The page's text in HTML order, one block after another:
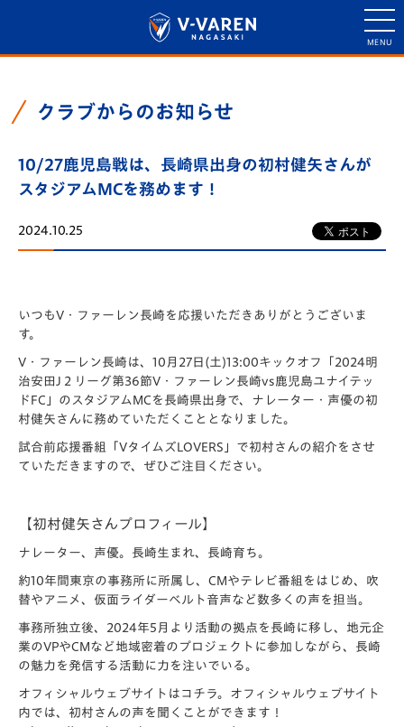
クラブからのお知らせ
10/27鹿児島戦は、長崎県出身の初村健矢さんが
スタジアムMCを務めます！
2024.10.25
いつもV・ファーレン長崎を応援いただきありがとうございま
す。
V・ファーレン長崎は、10月27日(土)13:00キックオフ「2024明
治安田J２リーグ第36節V・ファーレン長崎vs鹿児島ユナイテッ
ドFC」のスタジアムMCを長崎県出身で、ナレーター・声優の初
村健矢さんに務めていただくこととなりました。
試合前応援番組「VタイムズLOVERS」で初村さんの紹介をさせ
ていただきますので、ぜひご注目ください。
【初村健矢さんプロフィール】
ナレーター、声優。長崎生まれ、長崎育ち。
約10年間東京の事務所に所属し、CMやテレビ番組をはじめ、吹
替やアニメ、仮面ライダーベルト音声など数多くの声を担当。
事務所独立後、2024年5月より活動の拠点を長崎に移し、地元企
業のVPやCMなど地域密着のプロジェクトに参加しながら、長崎
の魅力を発信する活動に力を注いでいる。
オフィシャルウェブサイトはコチラ。オフィシャルウェブサイト
内では、初村さんの声を聞くことができます！